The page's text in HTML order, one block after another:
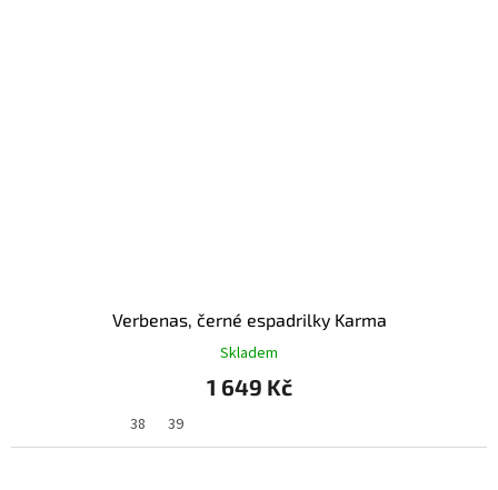
Verbenas, černé espadrilky Karma
Skladem
1 649 Kč
38 39